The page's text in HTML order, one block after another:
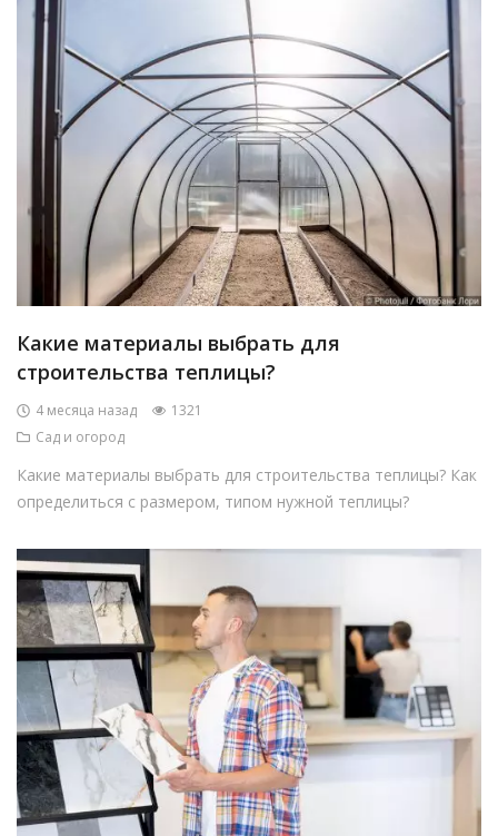
Какие материалы выбрать для
строительства теплицы?
4 месяца назад
1321
Сад и огород
Какие материалы выбрать для строительства теплицы? Как
определиться с размером, типом нужной теплицы?